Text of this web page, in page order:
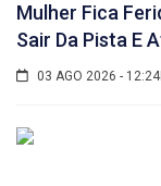
Mulher Fica
Sair Da Pista E
03 AGO 2026 -